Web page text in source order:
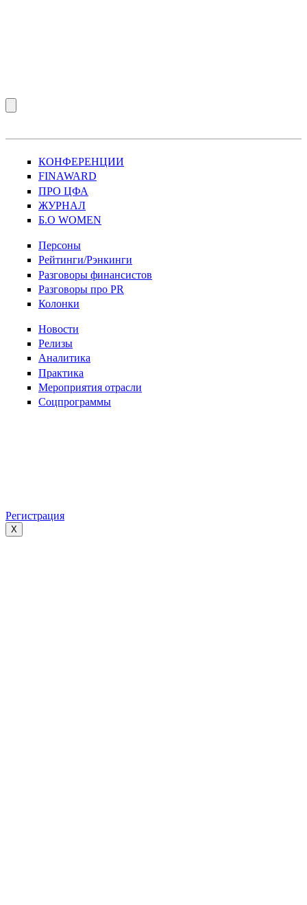
КОНФЕРЕНЦИИ
FINAWARD
ПРО ЦФА
ЖУРНАЛ
Б.О WOMEN
Персоны
Рейтинги/Рэнкинги
Разговоры финансистов
Разговоры про PR
Колонки
Новости
Релизы
Аналитика
Практика
Мероприятия отрасли
Соцпрограммы
Регистрация
X